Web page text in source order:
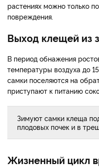
растениях можно только
повреждения.
Выход клещей из
В период обнажения
температуры воздуха до
самки поселяются на
приступают к питанию
Зимуют самки клеща
плодовых почек и в
Жизненный цикл